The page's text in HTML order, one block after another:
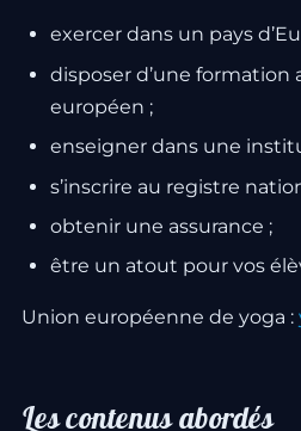
exercer dans un pays
disposer d’une formation
européen ;
enseigner dans une
s’inscrire au registre
obtenir une assurance ;
être un atout pour vos
Union européenne de yoga :
Les contenus abordés